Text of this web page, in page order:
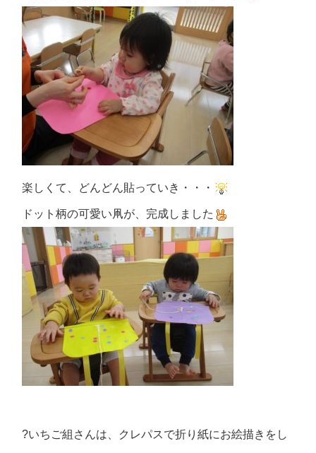
楽しくて、どんどん貼っていき・・・
ドット柄の可愛い凧が、完成しました
?いちご組さんは、クレパスで折り紙にお絵描きをし